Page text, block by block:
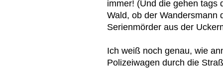
immer! (Und die gehen tags
Wald, ob der Wandersmann
Serienmörder aus der
Ich weiß noch genau, wie
Polizeiwagen durch die